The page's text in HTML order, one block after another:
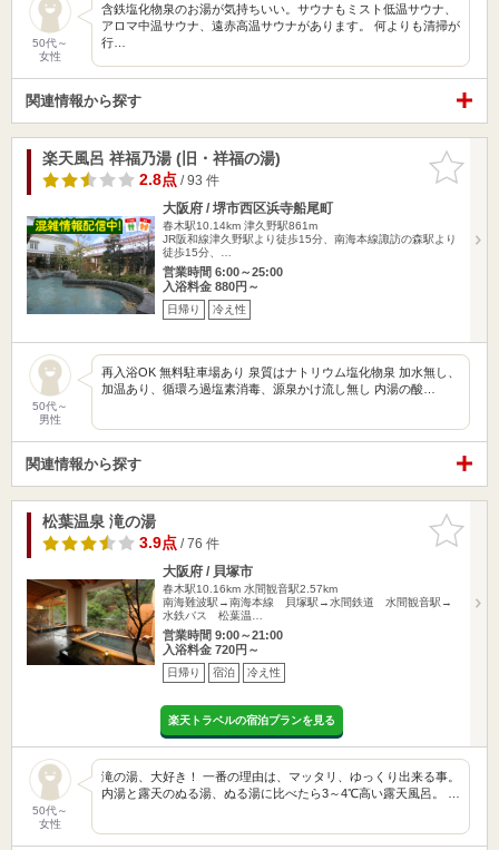
50代～
女性
含鉄塩化物泉のお湯が気持ちいい。サウナもミスト低温サウナ、
アロマ中温サウナ、遠赤高温サウナがあります。 何よりも清掃が
行…
関連情報から探す
お気に入
りに追加
楽天風呂 祥福乃湯 (旧・祥福の湯)
2.8点/ 93 件
大阪府 / 堺市西区浜寺船尾町
春木駅10.14km 津久野駅861m
JR阪和線津久野駅より徒歩15分、南海本線諏訪の森駅より
徒歩15分、…
営業時間 6:00～25:00
入浴料金 880円～
日帰り 冷え性
50代～
男性
再入浴OK 無料駐車場あり 泉質はナトリウム塩化物泉 加水無し、
加温あり、循環ろ過塩素消毒、源泉かけ流し無し 内湯の酸…
関連情報から探す
お気に入
りに追加
松葉温泉 滝の湯
3.9点/ 76 件
大阪府 / 貝塚市
春木駅10.16km 水間観音駅2.57km
南海難波駅→南海本線 貝塚駅→水間鉄道 水間観音駅→
水鉄バス 松葉温…
営業時間 9:00～21:00
入浴料金 720円～
日帰り 宿泊 冷え性
楽天トラベルの宿泊プランを見る
50代～
女性
滝の湯、大好き！ 一番の理由は、マッタリ、ゆっくり出来る事。
内湯と露天のぬる湯、ぬる湯に比べたら3～4℃高い露天風呂。 …